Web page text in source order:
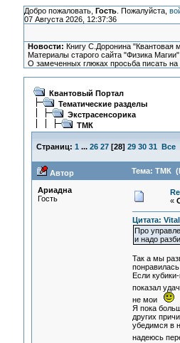
Добро пожаловать, Гость. Пожалуйста,
07 Августа 2026, 12:37:36
Новости: Книгу С.Доронина "Квантовая
Материалы старого сайта "Физика
О замеченных глюках просьба писать
Квантовый Портал
Тематические разделы
Экстрасенсорика
ТМК
Страниц: 1 ... 26 27[28] 29 30 31 Все
Автор Тема: ТМК
Ариадна
Гость
«
Цитата:
Про
и надо
Так а мы
Если
показал
не мои
Я пока
других
убедимся в
надеюсь